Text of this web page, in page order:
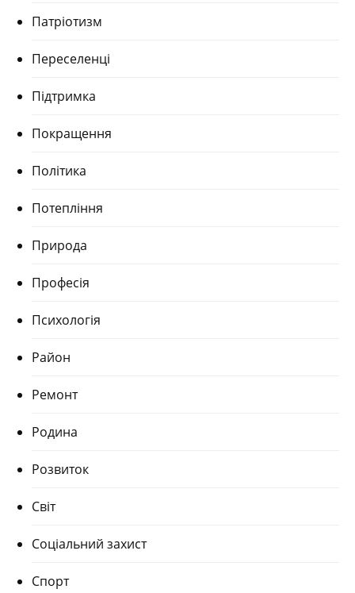
Патріотизм
Переселенці
Підтримка
Покращення
Політика
Потепління
Природа
Професія
Психологія
Район
Ремонт
Родина
Розвиток
Світ
Соціальний захист
Спорт